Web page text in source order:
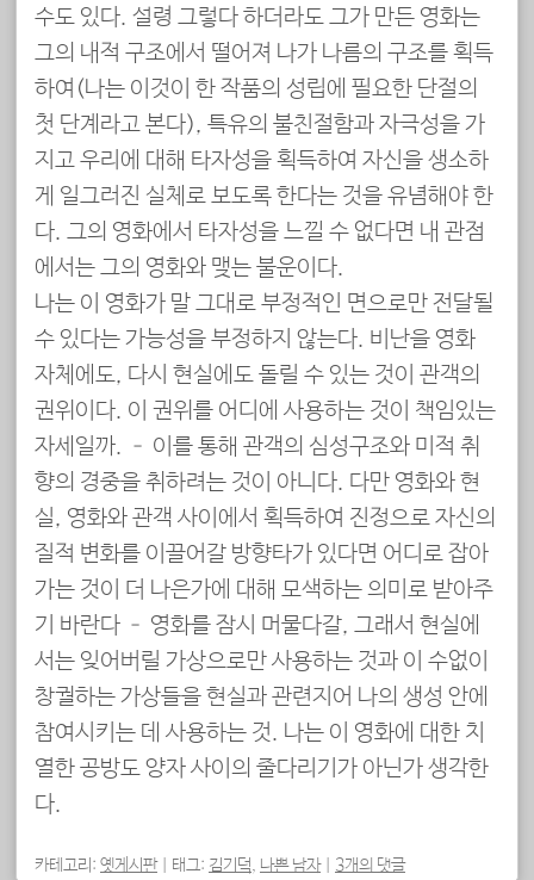
수도 있다. 설령 그렇다 하더라도 그가 만든 영화는
그의 내적 구조에서 떨어져 나가 나름의 구조를 획득
하여(나는 이것이 한 작품의 성립에 필요한 단절의
첫 단계라고 본다), 특유의 불친절함과 자극성을 가
지고 우리에 대해 타자성을 획득하여 자신을 생소하
게 일그러진 실체로 보도록 한다는 것을 유념해야 한
다. 그의 영화에서 타자성을 느낄 수 없다면 내 관점
에서는 그의 영화와 맺는 불운이다.
나는 이 영화가 말 그대로 부정적인 면으로만 전달될
수 있다는 가능성을 부정하지 않는다. 비난을 영화
자체에도, 다시 현실에도 돌릴 수 있는 것이 관객의
권위이다. 이 권위를 어디에 사용하는 것이 책임있는
자세일까. – 이를 통해 관객의 심성구조와 미적 취
향의 경중을 취하려는 것이 아니다. 다만 영화와 현
실, 영화와 관객 사이에서 획득하여 진정으로 자신의
질적 변화를 이끌어갈 방향타가 있다면 어디로 잡아
가는 것이 더 나은가에 대해 모색하는 의미로 받아주
기 바란다 – 영화를 잠시 머물다갈, 그래서 현실에
서는 잊어버릴 가상으로만 사용하는 것과 이 수없이
창궐하는 가상들을 현실과 관련지어 나의 생성 안에
참여시키는 데 사용하는 것. 나는 이 영화에 대한 치
열한 공방도 양자 사이의 줄다리기가 아닌가 생각한
다.
카테고리: 옛게시판 태그: 김기덕, 나쁜 남자 3개의 댓글